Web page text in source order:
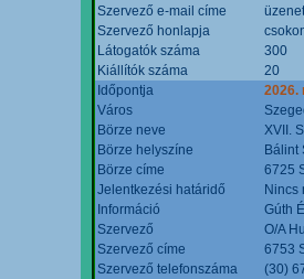
Szervező e-mail címe
Szervező honlapja
Látogatók száma
300
Kiállítók száma
20
Időpontja
2026.
Város
Börze neve
XVII.
Börze helyszíne
Bálint
Börze címe
6725
Jelentkezési határidő
Nincs
Információ
Gúth
Szervező
O/A
Szervező címe
6753
Szervező telefonszáma
(30)